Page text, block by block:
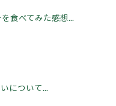
食べてみた感想...
について...